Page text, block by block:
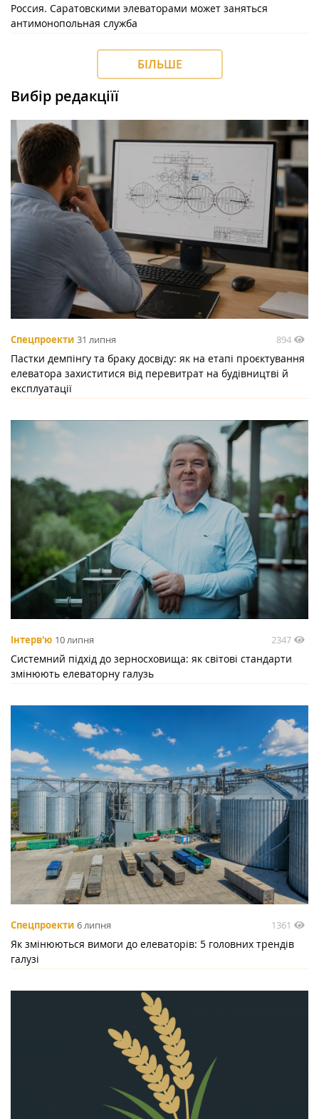
Россия. Саратовскими элеваторами может заняться
антимонопольная служба
БІЛЬШЕ
Вибір редакціїї
Спецпроекти 31 липня 894
Пастки демпінгу та браку досвіду: як на етапі проєктування
елеватора захиститися від перевитрат на будівництві й
експлуатації
Інтерв'ю 10 липня 2347
Системний підхід до зерносховища: як світові стандарти
змінюють елеваторну галузь
Спецпроекти 6 липня 1361
Як змінюються вимоги до елеваторів: 5 головних трендів
галузі